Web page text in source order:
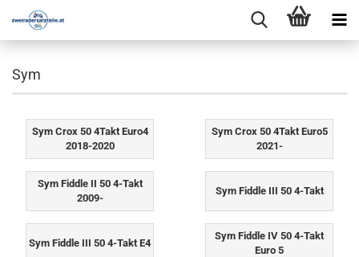
Sym
Sym Crox 50 4Takt Euro4
2018-2020
Sym Crox 50 4Takt Euro5
2021-
Sym Fiddle II 50 4-Takt
2009-
Sym Fiddle III 50 4-Takt
Sym Fiddle III 50 4-Takt E4
Sym Fiddle IV 50 4-Takt
Euro 5